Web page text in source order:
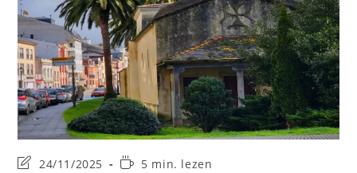
Laatste24/11/2025 Leestijd:
5 min. lezen